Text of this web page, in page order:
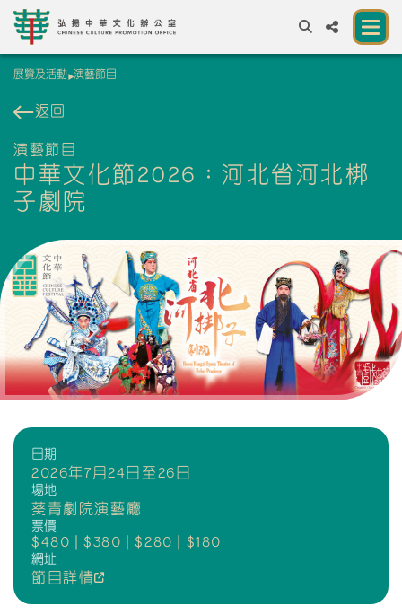
EN繁簡
一所讓公眾體驗中華文化的新場館
展覽及活動
資源
合作夥伴
聯絡我們
展覽及活動 演藝節目
返回
演藝節目
中華文化節2026：河北省河北梆
子劇院
日期
2026年7月24日至26日
場地
葵青劇院演藝廳
票價
$480 | $380 | $280 | $180
網址
節目詳情